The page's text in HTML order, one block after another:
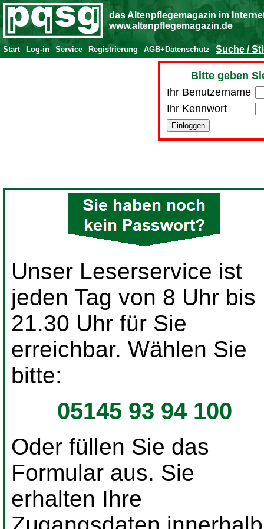
das Altenpflegemagazin im
www.altenpflegemagazin.de
Start Log-in Service Registrierung AGB+Datenschutz Suche /
Bitte geben
Ihr Benutzername
Ihr Kennwort
Unser Leserservice ist
jeden Tag von 8 Uhr bis
21.30 Uhr für Sie
erreichbar. Wählen Sie
bitte:
05145 93 94 100
Oder füllen Sie das
Formular aus. Sie
erhalten Ihre